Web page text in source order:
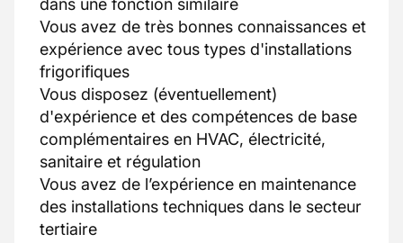
dans une fonction similaire
Vous avez de très bonnes connaissances et
expérience avec tous types d'installations
frigorifiques
Vous disposez (éventuellement)
d'expérience et des compétences de base
complémentaires en HVAC, électricité,
sanitaire et régulation
Vous avez de l’expérience en maintenance
des installations techniques dans le secteur
tertiaire